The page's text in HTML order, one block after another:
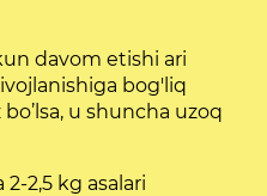
davom etishi ari
bog'liq
u shuncha uzoq
2-2,5 kg asalari